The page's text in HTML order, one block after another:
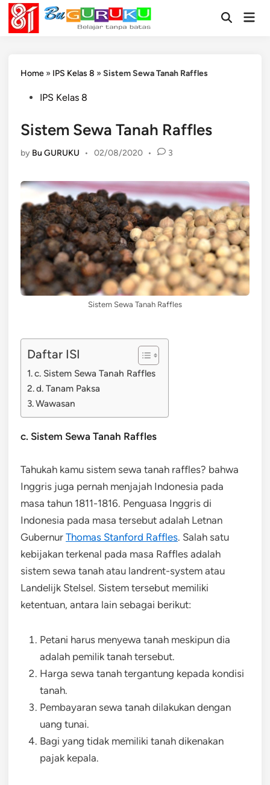
Skip
content
OpenMain
Home » IPS Kelas 8 »Sistem Sewa Tanah Raffles
PostedIPS Kelas 8
Sistem Sewa Tanah Raffles
by Bu GURUKU • 02/08/2020 • 3
Sistem Sewa Tanah Raffles
Daftar ISI
c. Sistem Sewa Tanah Raffles
d. Tanam Paksa
Wawasan
c. Sistem Sewa Tanah Raffles
Tahukah kamu sistem sewa tanah raffles? bahwa
Inggris juga pernah menjajah Indonesia pada
masa tahun 1811-1816. Penguasa Inggris di
Indonesia pada masa tersebut adalah Letnan
Gubernur Thomas Stanford Raffles. Salah satu
kebijakan terkenal pada masa Raffles adalah
sistem sewa tanah atau landrent-system atau
Landelijk Stelsel. Sistem tersebut memiliki
ketentuan, antara lain sebagai berikut:
Petani harus menyewa tanah meskipun dia
adalah pemilik tanah tersebut.
Harga sewa tanah tergantung kepada kondisi
tanah.
Pembayaran sewa tanah dilakukan dengan
uang tunai.
Bagi yang tidak memiliki tanah dikenakan
pajak kepala.